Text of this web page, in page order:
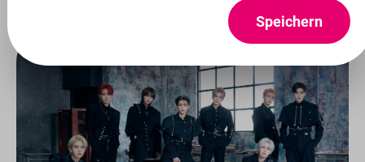
Speichern